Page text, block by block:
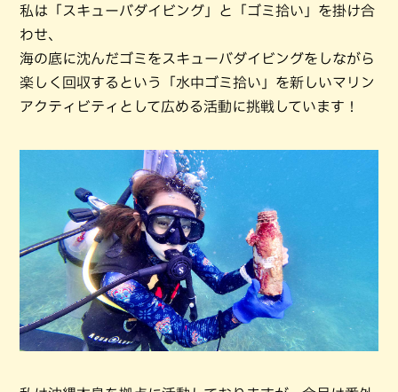
私は「スキューバダイビング」と「ゴミ拾い」を掛け合
わせ、
海の底に沈んだゴミをスキューバダイビングをしながら
楽しく回収するという「水中ゴミ拾い」を新しいマリン
アクティビティとして広める活動に挑戦しています！